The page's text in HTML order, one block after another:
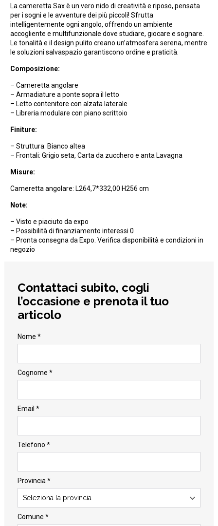
La cameretta Sax è un vero nido di creatività e riposo, pensata
per i sogni e le avventure dei più piccoli! Sfrutta
intelligentemente ogni angolo, offrendo un ambiente
accogliente e multifunzionale dove studiare, giocare e sognare.
Le tonalità e il design pulito creano un’atmosfera serena, mentre
le soluzioni salvaspazio garantiscono ordine e praticità.
Composizione:
– Cameretta angolare
– Armadiature a ponte sopra il letto
– Letto contenitore con alzata laterale
– Libreria modulare con piano scrittoio
Finiture:
– Struttura: Bianco altea
– Frontali: Grigio seta, Carta da zucchero e anta Lavagna
Misure:
Cameretta angolare: L264,7*332,00 H256 cm
Note:
– Visto e piaciuto da expo
– Possibilità di finanziamento interessi 0
– Pronta consegna da Expo. Verifica disponibilità e condizioni in
negozio
Contattaci subito, cogli
l’occasione e prenota il tuo
articolo
Nome *
Cognome *
Email *
Telefono *
Provincia *
Seleziona la provincia
Comune *